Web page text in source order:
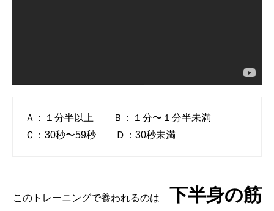
Ａ：１分半以上 Ｂ：１分〜１分半未満
Ｃ：30秒〜59秒 Ｄ：30秒未満
このトレーニングで養われるのは 下半身の筋